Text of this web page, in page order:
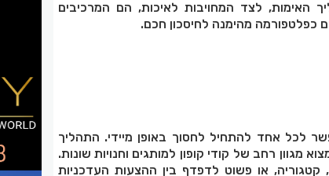
האימות, לצד המחויבות לאיכות, הם המרכיבים
כפלטפורמה מהימנה לחיסכון חכם.
לכל אחד להתחיל לחסוך באופן מיידי. התהליך
מגוון רחב של קודי קופון למותגים וחנויות שונות.
או פשוט לדפדף בין ההצעות העדכניות